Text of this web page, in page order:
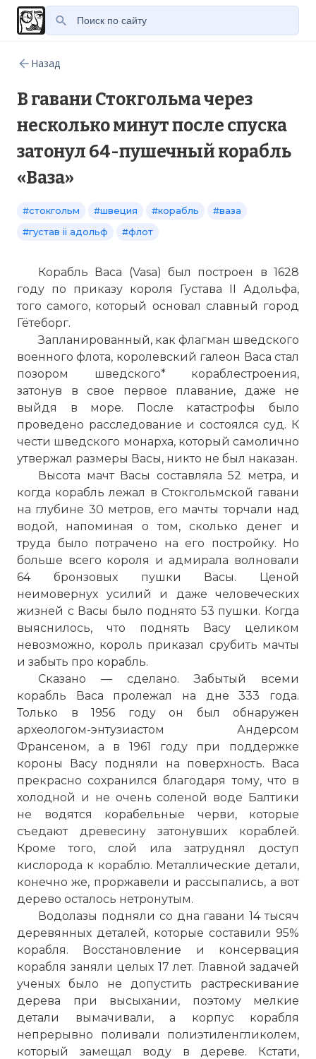
Назад
В гавани Стокгольма через
несколько минут после спуска
затонул 64-пушечный корабль
«Ваза»
#стокгольм #швеция #корабль
#ваза
#густав ii адольф
#флот
Корабль Васа (Vasa) был построен в 1628
году по приказу короля Густава II Адольфа,
того самого, который основал славный город
Гётеборг.
Запланированный, как флагман шведского
военного флота, королевский галеон Васа стал
позором шведского* кораблестроения,
затонув в свое первое плавание, даже не
выйдя в море. После катастрофы было
проведено расследование и состоялся суд. К
чести шведского монарха, который самолично
утвержал размеры Васы, никто не был наказан.
Высота мачт Васы составляла 52 метра, и
когда корабль лежал в Стокгольмской гавани
на глубине 30 метров, его мачты торчали над
водой, напоминая о том, сколько денег и
труда было потрачено на его постройку. Но
больше всего короля и адмирала волновали
64 бронзовых пушки Васы. Ценой
неимовернух усилий и даже человеческих
жизней с Васы было поднято 53 пушки. Когда
выяснилось, что поднять Васу целиком
невозможно, король приказал срубить мачты
и забыть про корабль.
Сказано — сделано. Забытый всеми
корабль Васа пролежал на дне 333 года.
Только в 1956 году он был обнаружен
археологом-энтузиастом Андерсом
Франсеном, а в 1961 году при поддержке
короны Васу подняли на поверхность. Васа
прекрасно сохранился благодаря тому, что в
холодной и не очень соленой воде Балтики
не водятся корабельные черви, которые
съедают древесину затонувших кораблей.
Кроме того, слой ила затруднял доступ
кислорода к кораблю. Металлические детали,
конечно же, проржавели и рассыпались, а вот
дерево осталось нетронутым.
Водолазы подняли со дна гавани 14 тысяч
деревянных деталей, которые составили 95%
корабля. Восстановление и консервация
корабля заняли целых 17 лет. Главной задачей
ученых было не допустить растрескивание
дерева при высыхании, поэтому мелкие
детали вымачивали, а корпус корабля
непрерывно поливали полиэтиленгликолем,
который замещал воду в дереве. Кстати,